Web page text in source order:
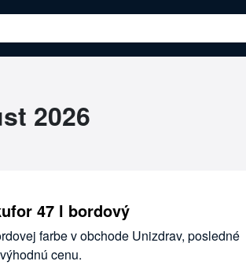
2026
47 l bordový
farbe v obchode Unizdrav, posledné
cenu.